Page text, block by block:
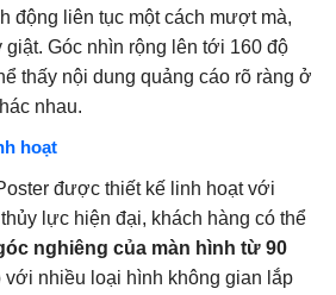
động liên tục một cách mượt mà,
giật. Góc nhìn rộng lên tới 160 độ
thấy nội dung quảng cáo rõ ràng ở
nhau.
hoạt
được thiết kế linh hoạt với
lực hiện đại, khách hàng có thể
nghiêng của màn hình từ 90
với nhiều loại hình không gian lắp